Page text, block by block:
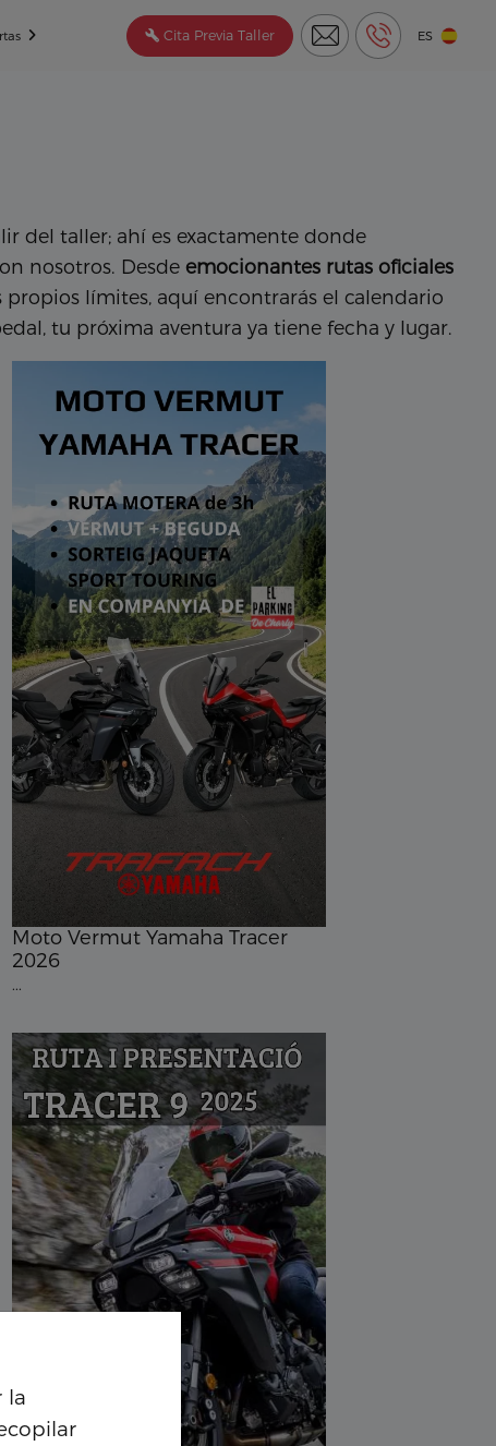
Cita Previa Taller ES
del taller; ahí es exactamente donde
nosotros. Desde emocionantes rutas oficiales
propios límites, aquí encontrarás el calendario
tu próxima aventura ya tiene fecha y lugar.
Moto Vermut Yamaha Tracer
2026
...
la
Personalización de